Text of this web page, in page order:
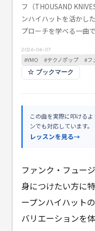
フ（THOUSAND
ンハイハットを活かし
プローチを学べる一曲で
2026-06-07
#YMO #テクノポップ #フ
☆ ブックマーク
この曲を実際に叩ける
ンでも対応しています。
レッスンを見る→
ファンク・フュー
身につけたい方に
ープンハイハット
バリエーションを